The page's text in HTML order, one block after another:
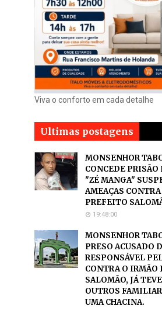
Viva o conforto em cada detalhe
Ultimas postagens
MONSENHOR
CONCEDE
"ZÉ MANGA"
AMEAÇAS
PREFEITO
19:48:00
MONSENHOR
PRESO ACUSADO
RESPONSÁVEL
CONTRA O IRMÃO
SALOMÃO, JÁ
OUTROS
UMA CHACINA.